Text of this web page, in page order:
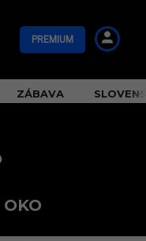
PREMIUM
ZÁBAVA